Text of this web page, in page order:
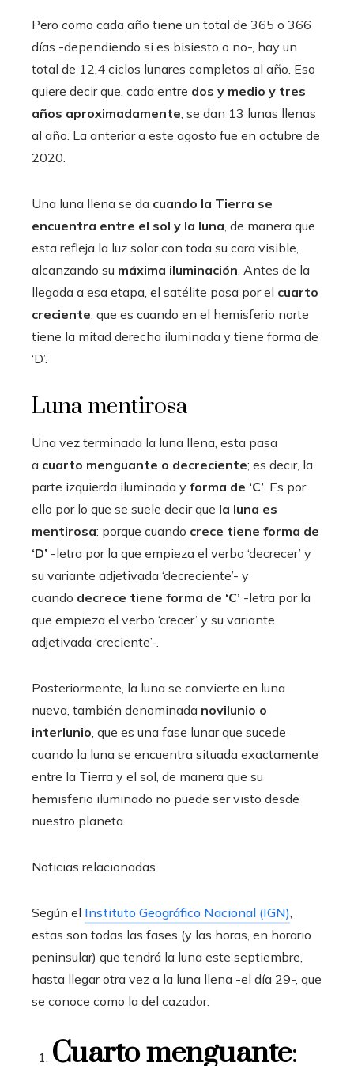
Pero como cada año tiene un total de 365 o 366
días -dependiendo si es bisiesto o no-, hay un
total de 12,4 ciclos lunares completos al año. Eso
quiere decir que, cada entre dos y medio y tres
años aproximadamente, se dan 13 lunas llenas
al año. La anterior a este agosto fue en octubre de
2020.
Una luna llena se da cuando la Tierra se
encuentra entre el sol y la luna, de manera que
esta refleja la luz solar con toda su cara visible,
alcanzando su máxima iluminación. Antes de la
llegada a esa etapa, el satélite pasa por el cuarto
creciente, que es cuando en el hemisferio norte
tiene la mitad derecha iluminada y tiene forma de
‘D’.
Luna mentirosa
Una vez terminada la luna llena, esta pasa
a cuarto menguante o decreciente; es decir, la
parte izquierda iluminada y forma de ‘C’. Es por
ello por lo que se suele decir que la luna es
mentirosa: porque cuando crece tiene forma de
‘D’ -letra por la que empieza el verbo ‘decrecer’ y
su variante adjetivada ‘decreciente’- y
cuando decrece tiene forma de ‘C’ -letra por la
que empieza el verbo ‘crecer’ y su variante
adjetivada ‘creciente’-.
Posteriormente, la luna se convierte en luna
nueva, también denominada novilunio o
interlunio, que es una fase lunar que sucede
cuando la luna se encuentra situada exactamente
entre la Tierra y el sol, de manera que su
hemisferio iluminado no puede ser visto desde
nuestro planeta.
Noticias relacionadas
Según el Instituto Geográfico Nacional (IGN),
estas son todas las fases (y las horas, en horario
peninsular) que tendrá la luna este septiembre,
hasta llegar otra vez a la luna llena -el día 29-, que
se conoce como la del cazador:
Cuarto menguante: